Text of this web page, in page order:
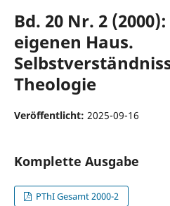
Bd. 20 Nr. 2
eigenen Haus.
Theologie
Veröffentlicht: 2025-09-16
Komplette Ausgabe
PThI Gesamt 2000-2